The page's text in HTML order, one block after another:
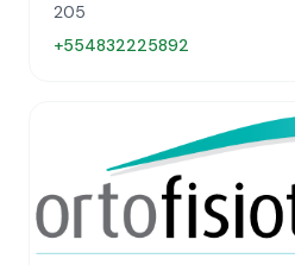
205
+554832225892